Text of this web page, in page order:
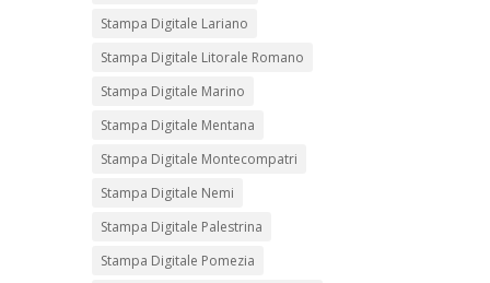
Stampa Digitale Lariano
Stampa Digitale Litorale Romano
Stampa Digitale Marino
Stampa Digitale Mentana
Stampa Digitale Montecompatri
Stampa Digitale Nemi
Stampa Digitale Palestrina
Stampa Digitale Pomezia